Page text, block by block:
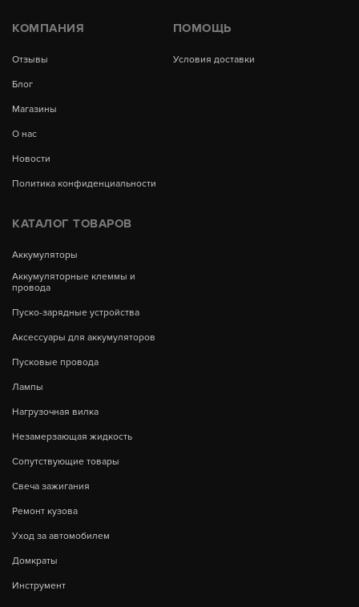
КОМПАНИЯ
Отзывы
Блог
Магазины
О нас
Новости
Политика конфиденциальности
ПОМОЩЬ
Условия доставки
КАТАЛОГ ТОВАРОВ
Аккумуляторы
Аккумуляторные клеммы и
провода
Пуско-зарядные устройства
Аксессуары для аккумуляторов
Пусковые провода
Лампы
Нагрузочная вилка
Незамерзающая жидкость
Сопутствующие товары
Свеча зажигания
Ремонт кузова
Уход за автомобилем
Домкраты
Инструмент